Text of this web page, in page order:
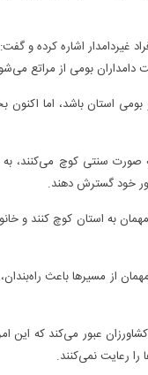
غیردامدار اشاره کرده و
دامداران بومی از مراتع
بومی استان باشد، اما
صورت سنتی کوچ می‌کنند، به
خود گسترش دهند.
به استان کوچ کنند و
از مسیرها باعث
عبور می‌کند که
را رعایت نمی‌کنند.